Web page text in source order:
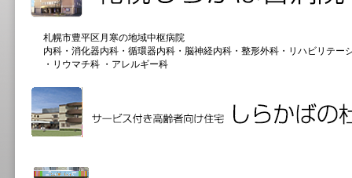
札幌市豊平区月寒の地域中枢病院
内科・消化器内科・循環器内科・脳神経内科・整形外科・リハビリテー
・リウマチ科 ・アレルギー科